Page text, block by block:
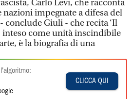
Carlo Levi, che racconta
nazioni impegnate a difesa del
Giuli - che recita ‘Il
come unità inscindibile
è la biografia di una
CLICCA QUI